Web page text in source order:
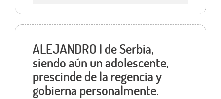
ALEJANDRO I de Serbia,
siendo aún un adolescente,
prescinde de la regencia y
gobierna personalmente.